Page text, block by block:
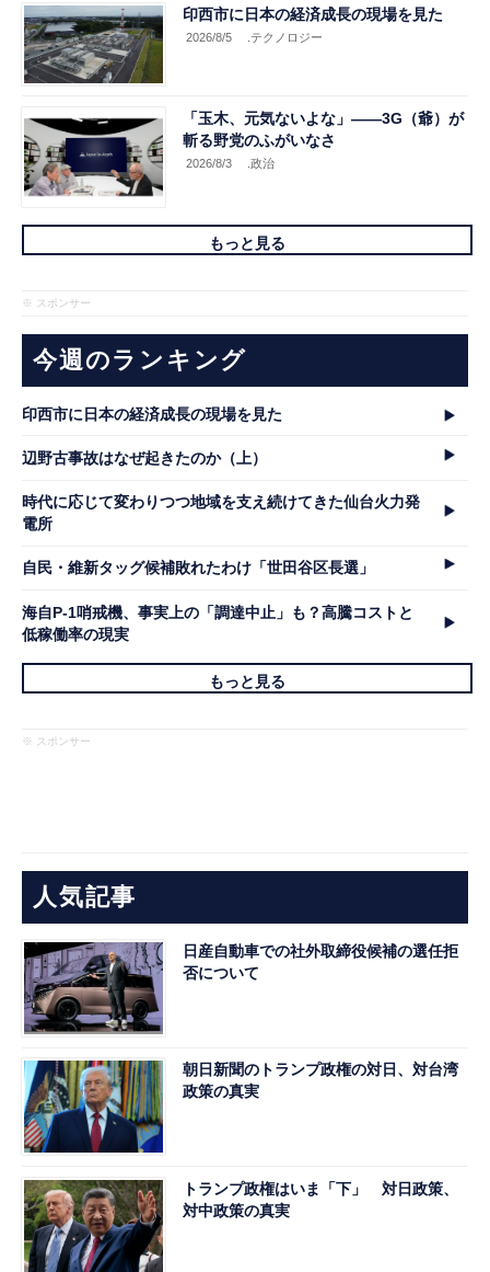
印西市に日本の経済成長の現場を見た
2026/8/5 .テクノロジー
「玉木、元気ないよな」――3G（爺）が
斬る野党のふがいなさ
2026/8/3 .政治
もっと見る
※ スポンサー
今週のランキング
印西市に日本の経済成長の現場を見た
辺野古事故はなぜ起きたのか（上）
時代に応じて変わりつつ地域を支え続けてきた仙台火力発
電所
自民・維新タッグ候補敗れたわけ「世田谷区長選」
海自P-1哨戒機、事実上の「調達中止」も？高騰コストと
低稼働率の現実
もっと見る
※ スポンサー
人気記事
日産自動車での社外取締役候補の選任拒
否について
朝日新聞のトランプ政権の対日、対台湾
政策の真実
トランプ政権はいま「下」 対日政策、
対中政策の真実